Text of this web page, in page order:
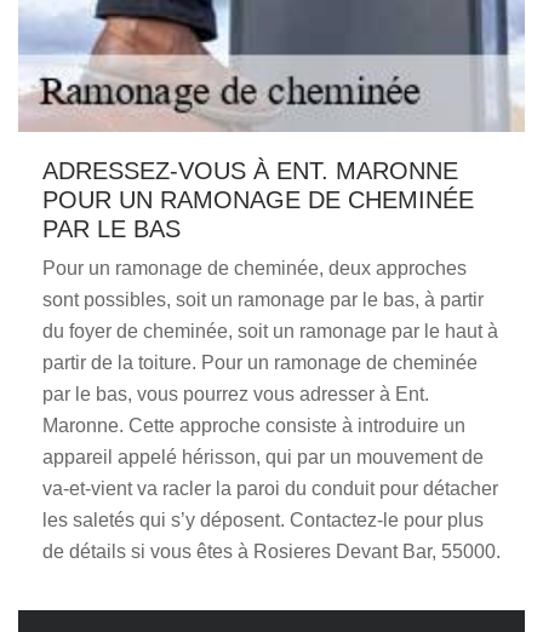
ADRESSEZ-VOUS À ENT. MARONNE
POUR UN RAMONAGE DE CHEMINÉE
PAR LE BAS
Pour un ramonage de cheminée, deux approches
sont possibles, soit un ramonage par le bas, à partir
du foyer de cheminée, soit un ramonage par le haut à
partir de la toiture. Pour un ramonage de cheminée
par le bas, vous pourrez vous adresser à Ent.
Maronne. Cette approche consiste à introduire un
appareil appelé hérisson, qui par un mouvement de
va-et-vient va racler la paroi du conduit pour détacher
les saletés qui s’y déposent. Contactez-le pour plus
de détails si vous êtes à Rosieres Devant Bar, 55000.